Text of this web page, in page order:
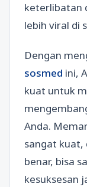
keterlibatan
lebih viral di
Dengan
sosmed ini,
kuat untuk
Anda.
sangat kuat,
benar, bisa
kesuksesan